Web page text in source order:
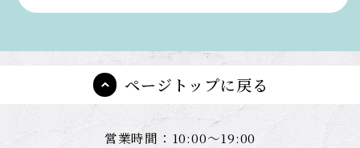
ページトップに戻る
営業時間：10:00～19:00